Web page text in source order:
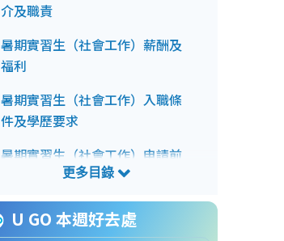
介及職責
暑期實習生（社會工作）薪酬及
福利
暑期實習生（社會工作）入職條
件及學歷要求
暑期實習生（社會工作）申請前
暑期實習生（社會工作）申請方
法 U GO 本週好去處